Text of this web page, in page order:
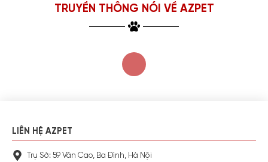
TRUYỀN THÔNG NÓI VỀ AZPET
LIÊN HỆ AZPET
Trụ Sở: 59 Văn Cao, Ba Đình, Hà Nội